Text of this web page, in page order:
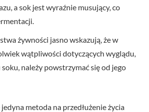
a sok jest wyraźnie musujący, co
żywności jasno wskazują, że w
wątpliwości dotyczących wyglądu,
należy powstrzymać się od jego
metoda na przedłużenie życia